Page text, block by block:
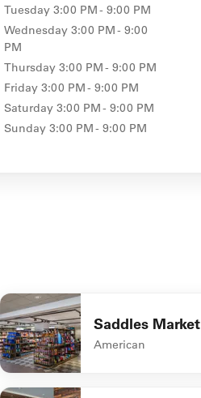
Tuesday 3:00 PM - 9:00 PM
Wednesday 3:00 PM - 9:00
PM
Thursday 3:00 PM - 9:00 PM
Friday 3:00 PM - 9:00 PM
Saturday 3:00 PM - 9:00 PM
Sunday 3:00 PM - 9:00 PM
Saddles Market
American
undefined Saddles Market